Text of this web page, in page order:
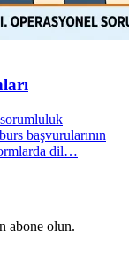
başvurularının
dil…
abone olun.